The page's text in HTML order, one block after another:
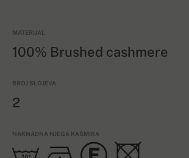
MATERIJAL
100% Brushed cashmere
BROJ SLOJEVA
2
NAKNADNA NJEGA KAŠMIRA